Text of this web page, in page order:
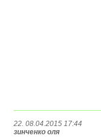
22. 08.04.2015 17:44
зинченко оля